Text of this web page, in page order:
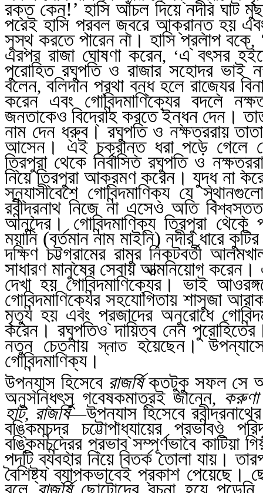
রক্ত কেন!’ হাসি আঁচল দিয়ে নদীর ঘাট
পরেই হাসি প্রবল জ্বরে আক্রান্ত হয়
সুস্থ করতে পারেন না। হাসি প্রলাপ বকে,
এরপর রাজা ঘোষণা করেন, ‘এ বৎসর
পুরোহিত রঘুপতি ও রাজার সহোদর ভাই
বলেন, বলিদান প্রথা বন্ধ হলে রাজ্যের
করেন এবং গোবিন্দমাণিক্যের বদলে
জনতাকেও বিদ্রোহ করতে ইন্ধন দেন।
নাম দেন ধ্রুব। রঘুপতি ও নক্ষত্ররায়
আসেন। এই চক্রান্ত ধরা পড়ে গেলে
ত্রিপুরা থেকে নির্বাসিত রঘুপতি ও
নিয়ে ত্রিপুরা আক্রমণ করেন। যুদ্ধ না
সন্ন্যাসীবেশে গোবিন্দমাণিক্য যে
রবীন্দ্রনাথ নিজে না এসেও অতি বিশ্ব
আনন্দের। গোবিন্দমাণিক্য ত্রিপুরা থেকে
ময়ানি (বর্তমান নাম মাইনি) নদীর ধারে
দক্ষিণ চট্টগ্রামের রামুর নিকটবর্তী
সাধারণ মানুষের সেবায় আত্মনিয়োগ
দেখা হয় গোবিন্দমাণিক্যের। ভাই
গোবিন্দমাণিক্যের সহযোগিতায় শাসুজা
মৃত্যু হয় এবং প্রজাদের অনুরোধে
করেন। রঘুপতিও দায়িত্ব নেন
নতুন চেতনায় স্নাতহয়েছেন।
গোবিন্দমাণিক্য।
উপন্যাস হিসেবে রাজর্ষিকতটুকু সফল সে
অনুসন্ধিৎসু গবেষকমাত্রই জানেন, করুণা
হাট, রাজর্ষি—উপন্যাস হিসেবে
বঙ্কিমচন্দ্র চট্টোপাধ্যায়ের প্রভাবও
বঙ্কিমচন্দ্রের প্রভাব সম্পূর্ণভাবে কাটিয়া
পদটি ব্যবহার নিয়ে বিতর্ক তোলা যায়।
বৈশিষ্ট্য ব্যাপকভাবেই প্রকাশ পেয়েছে।